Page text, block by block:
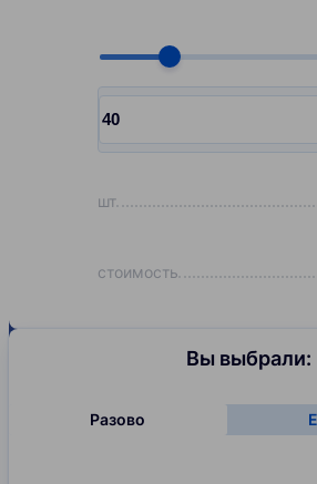
Choose quantity, pcs
Input quantity, pcs
шт
стоимость
Вы выбрали:
Разово